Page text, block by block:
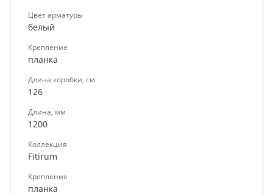
Цвет арматуры
белый
Крепление
планка
Длина коробки, см
126
Длина, мм
1200
Коллекция
Fitirum
Крепление
планка